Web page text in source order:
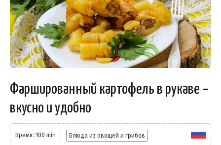
Фаршированный картофель в рукаве –
вкусно и удобно
Время: 100 min Блюда из овощей и грибов